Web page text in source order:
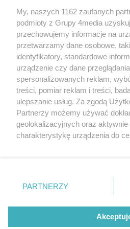
Redakcja Reklama
My, naszych 1162 zaufanych
podmioty z Grupy 4media
przechowujemy informacje na
przetwarzamy dane osobowe,
identyfikatory, standardowe
urządzenie czy dane
spersonalizowanych reklam,
treści, pomiar reklam i treści,
ulepszanie usług. Za zgodą
Partnerzy możemy używać
geolokalizacyjnych oraz aktywnie
charakterystykę urządzenia do
zmienić/wycofać klikając
znajdujący się w lewym dolnym
użytkownika, ale masz prawo
przetwarzaniu. Preferencje będą
PARTNERZY